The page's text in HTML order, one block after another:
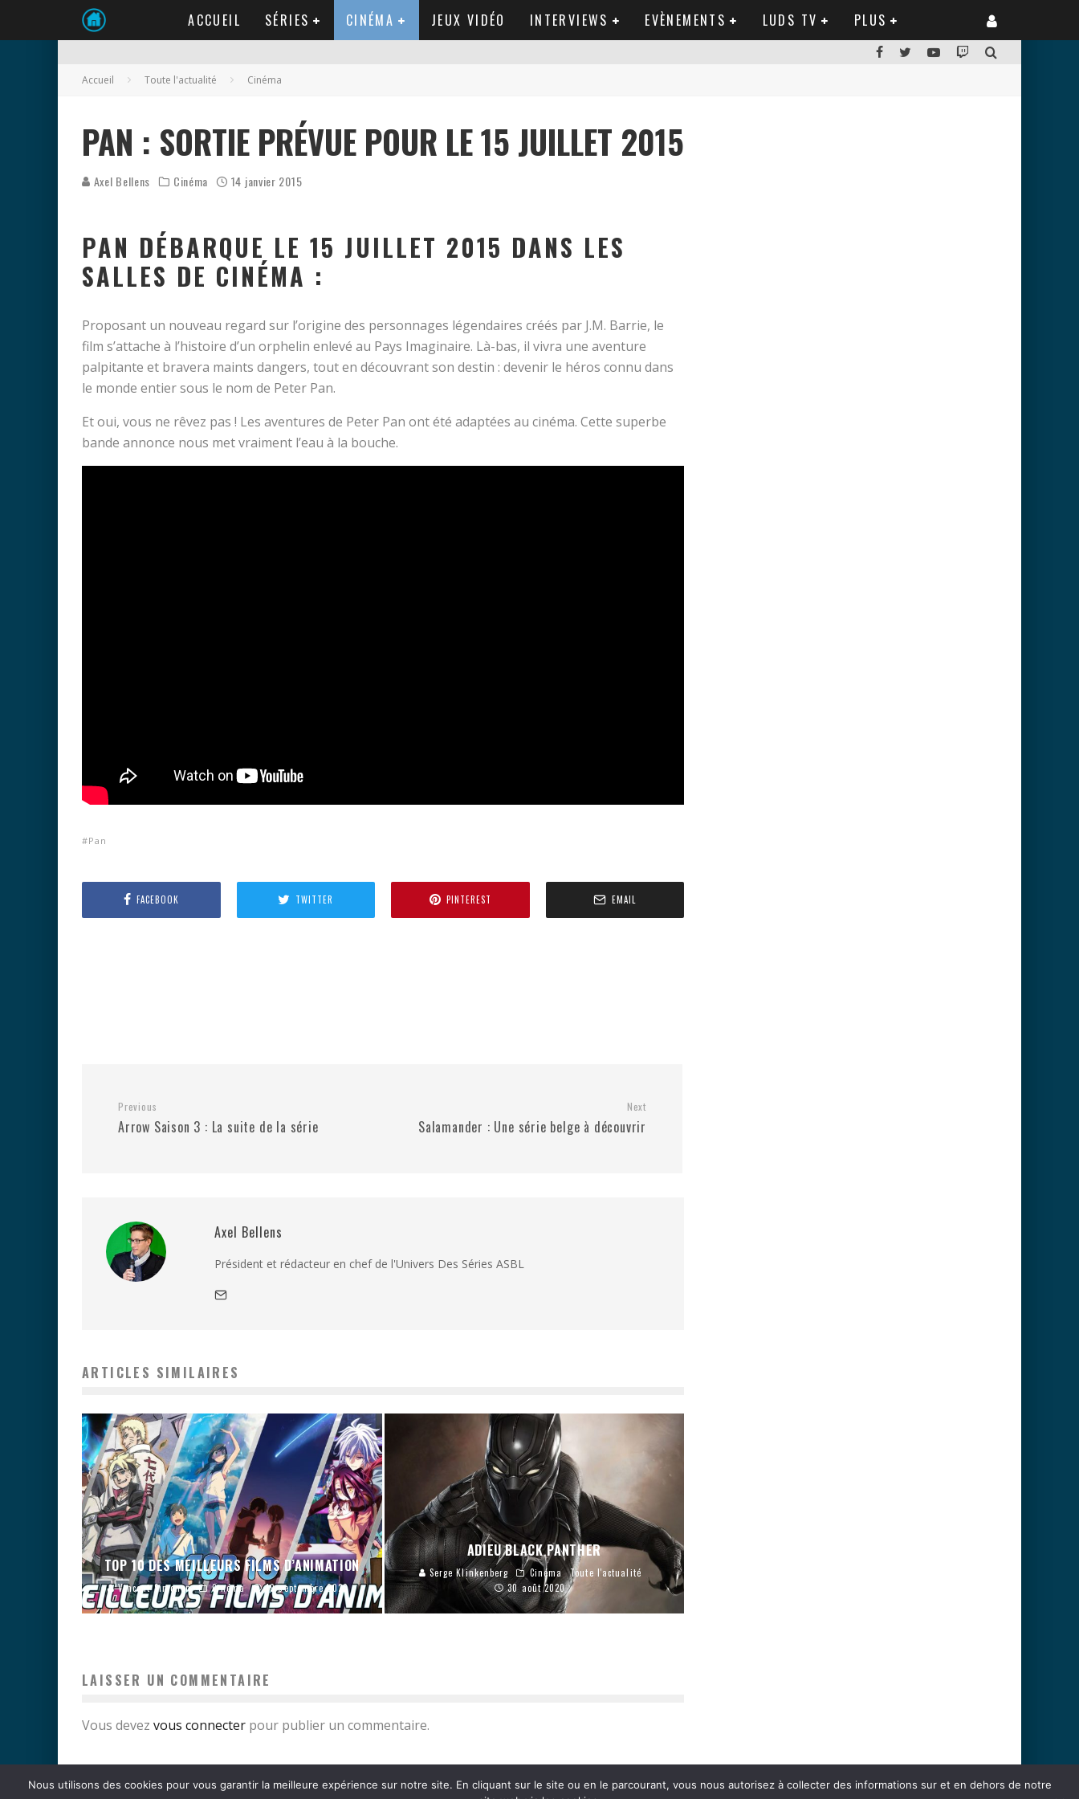
ACCUEIL SÉRIES CINÉMA JEUX VIDÉO INTERVIEWS EVÈNEMENTS LUDS TV PLUS
Accueil Toute l'actualité Cinéma
PAN : SORTIE PRÉVUE POUR LE 15 JUILLET 2015
Axel Bellens Cinéma 14 janvier 2015
PAN DÉBARQUE LE 15 JUILLET 2015 DANS LES
SALLES DE CINÉMA :
Proposant un nouveau regard sur l’origine des personnages légendaires créés par J.M. Barrie, le
film s’attache à l’histoire d’un orphelin enlevé au Pays Imaginaire. Là-bas, il vivra une aventure
palpitante et bravera maints dangers, tout en découvrant son destin : devenir le héros connu dans
le monde entier sous le nom de Peter Pan.
Et oui, vous ne rêvez pas ! Les aventures de Peter Pan ont été adaptées au cinéma. Cette superbe
bande annonce nous met vraiment l’eau à la bouche.
Pan
FACEBOOK TWITTER PINTEREST EMAIL
Previous
Arrow Saison 3 : La suite de la série
Next
Salamander : Une série belge à découvrir
Axel Bellens
Président et rédacteur en chef de l'Univers Des Séries ASBL
ARTICLES SIMILAIRES
TOP 10 DES MEILLEURS FILMS D’ANIMATION
Vincent Simonon Cinéma 19 septembre 2020
ADIEU BLACK PANTHER
Serge Klinkenberg Cinéma
Toute l'actualité
30 août 2020
LAISSER UN COMMENTAIRE
Vous devez vous connecter pour publier un commentaire.
Nous utilisons des cookies pour vous garantir la meilleure expérience sur notre site. En cliquant sur le site ou en le parcourant, vous nous autorisez à collecter des informations sur et en dehors de notre